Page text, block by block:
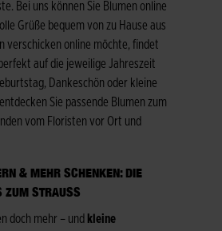
Bei uns können Sie Blumen online
Grüße bequem von zu Hause aus
verschicken online möchte, findet
auf die jeweilige Jahreszeit
Dankeschön oder kleine
Sie passende Blumen zum
vom Floristen vor Ort und
& MEHR SCHENKEN: DIE S
STRAUSS
doch mehr – und kleine